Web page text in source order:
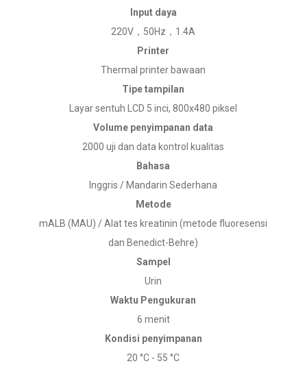
Input daya
220V，50Hz，1.4A
Printer
Thermal printer bawaan
Tipe tampilan
Layar sentuh LCD 5 inci, 800x480 piksel
Volume penyimpanan data
2000 uji dan data kontrol kualitas
Bahasa
Inggris / Mandarin Sederhana
Metode
mALB (MAU) / Alat tes kreatinin (metode fluoresensi
dan Benedict-Behre)
Sampel
Urin
Waktu Pengukuran
6 menit
Kondisi penyimpanan
20 °C - 55 °C